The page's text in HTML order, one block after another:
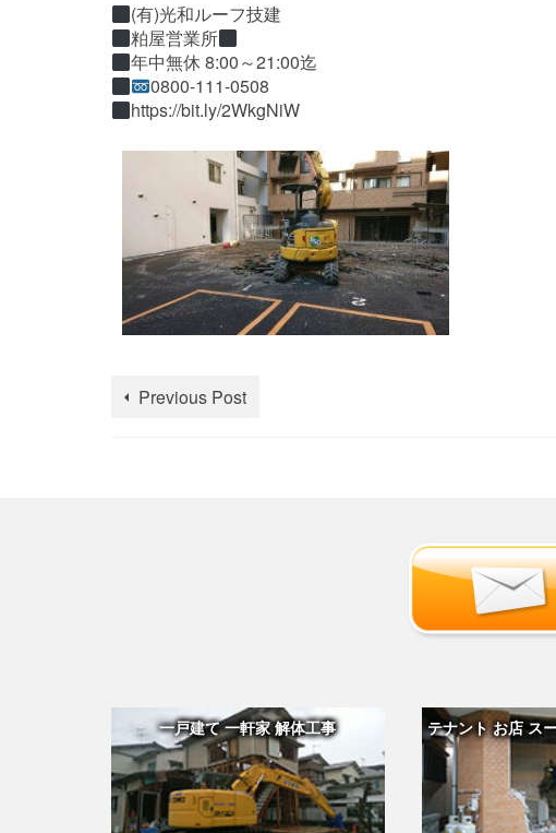
(有)光和ルーフ技建
粕屋営業所
年中無休 8:00～21:00迄
0800-111-0508
https://bit.ly/2WkgNiW
Previous Post
一戸建て 一軒家 解体工事 テナント お店 ス